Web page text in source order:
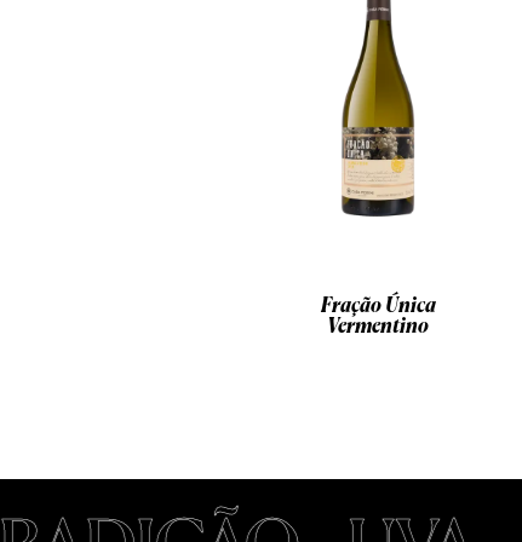
Fração Única
Vermentino